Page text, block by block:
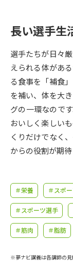
志望校・出願校
併願校選び
先輩が入学を決めた
新生活お役立ちガイ
大学で学びたい
学問のミニ講義「夢
長い選手生
選手たちが日々
えられる体があ
る食事を「補食
を補い、体を大
グの一環なので
おいしく楽しい
くりだけでなく
からの役割が期待
＃栄養 ＃スポ
＃スポーツ選手
＃筋肉 ＃脂肪
※夢ナビ講義は各講師の見